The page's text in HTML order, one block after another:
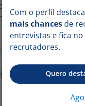
do
presença
Com o perfil
mais chances de
entrevistas e fica
recrutadores.
Quero